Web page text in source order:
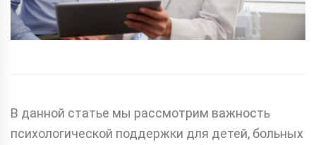
В данной статье мы рассмотрим важность
психологической поддержки для детей, больных